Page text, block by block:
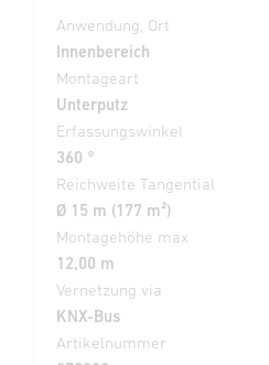
Anwendung, Ort
Innenbereich
Montageart
Unterputz
Erfassungswinkel
360 °
Reichweite Tangential
Ø 15 m (177 m²)
Montagehöhe max
12,00 m
Vernetzung via
KNX-Bus
Artikelnummer